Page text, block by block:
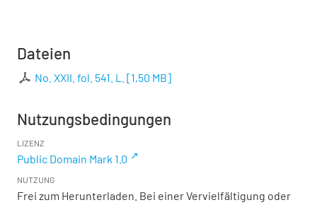
Dateien
No. XXII. fol. 541. L. [1,50 MB]
Nutzungsbedingungen
LIZENZ
Public Domain Mark 1.0
NUTZUNG
Frei zum Herunterladen. Bei einer Vervielfältigung oder